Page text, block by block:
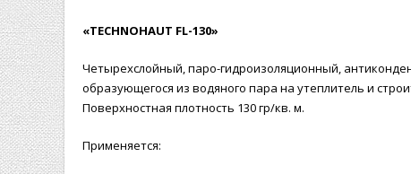
«TECHNОHAUT FL-130»
Четырехслойный, паро-гидроизоляционный,
образующегося из водяного пара на утеплитель и
Поверхностная плотность 130 гр/кв. м.
Применяется: